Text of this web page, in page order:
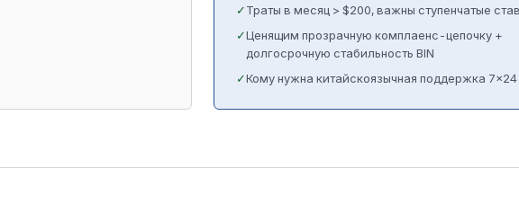
✓Траты в месяц > $200, важны ступенчатые
✓Ценящим прозрачную комплаенс-цепочку +
долгосрочную стабильность BIN
✓Кому нужна китайскоязычная поддержка 7×24